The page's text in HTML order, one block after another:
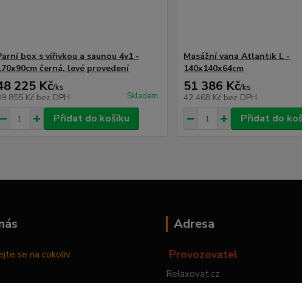
box s vířivkou a saunou 4v1 -
černá, levé provedení
225 Kč/ks
855 Kč bez DPH Skladem
Přidat do košíku
Masážní vana Atlantik L -
140x140x64cm
51 386 Kč/ks
42 468 Kč bez DPH
Přidat do
se na cokoliv
Adresa
Provozovatel
Relaxovat.cz